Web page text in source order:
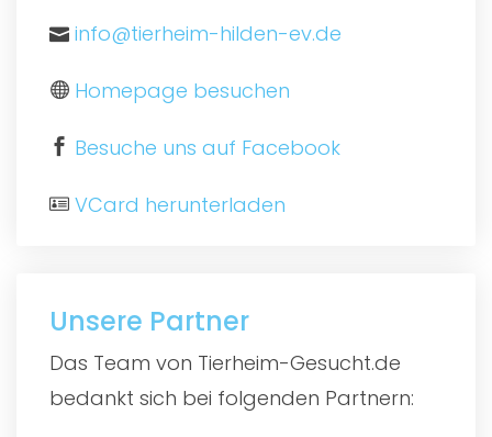
info@tierheim-hilden-ev.de
Homepage besuchen
Besuche uns auf Facebook
VCard herunterladen
Unsere Partner
Das Team von Tierheim-Gesucht.de
bedankt sich bei folgenden Partnern: